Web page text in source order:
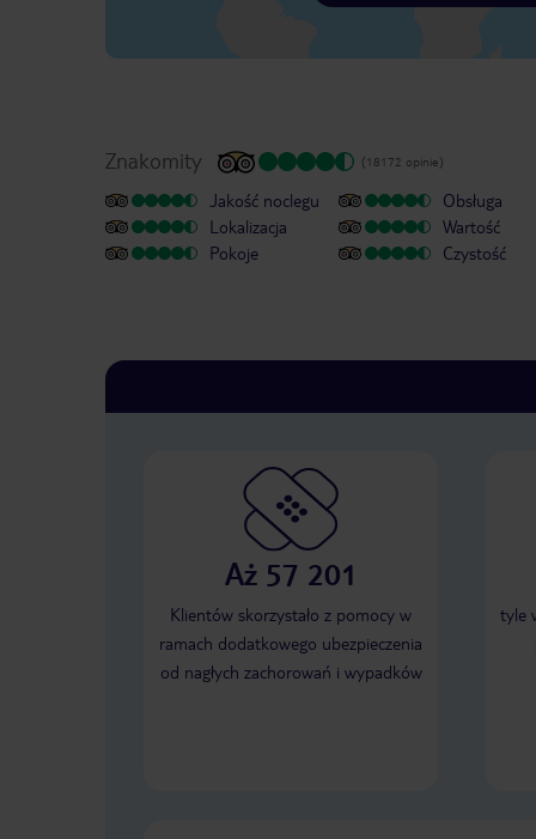
Znakomity (18172 opinie)
Jakość noclegu
Lokalizacja
Pokoje
Obsługa
Wartość
Czystość
Aż 57 201
Klientów skorzystało z pomocy w
ramach dodatkowego ubezpieczenia
od nagłych zachorowań i wypadków
tyle